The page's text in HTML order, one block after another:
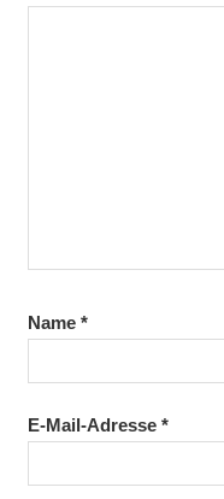
Name *
E-Mail-Adresse *